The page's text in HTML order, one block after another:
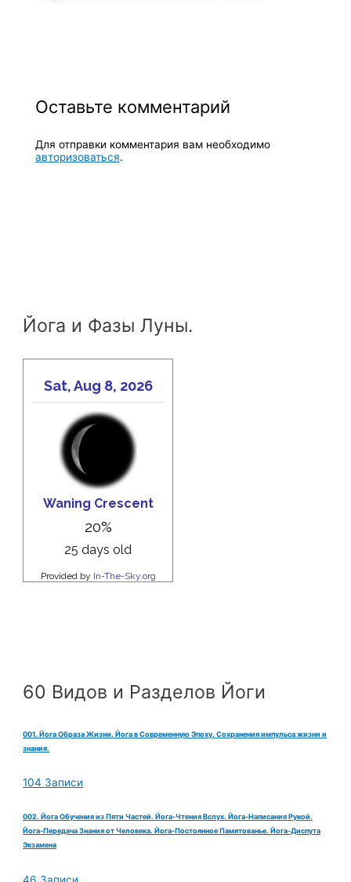
Оставьте комментарий
Для отправки комментария вам необходимо
авторизоваться.
Йога и Фазы Луны.
60 Видов и Разделов Йоги
001. Йога Образа Жизни. Йога в Современную Эпоху. Сохранения импульса жизни и
знания.
104 Записи
002. Йога Обучения из Пяти Частей. Йога-Чтения Вслух. Йога-Написания Рукой.
Йога-Передача Знания от Человека. Йога-Постоянное Памятованье. Йога-Диспута
Экзамена
46 Записи